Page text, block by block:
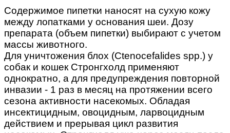
Содержимое пипетки наносят на сухую кожу
между лопатками у основания шеи. Дозу
препарата (объем пипетки) выбирают с учетом
массы животного.
Для уничтожения блох (Ctenocefalides spp.) у
собак и кошек Стронгхолд применяют
однократно, а для предупреждения повторной
инвазии - 1 раз в месяц на протяжении всего
сезона активности насекомых. Обладая
инсектицидным, овоцидным, ларвоцидным
действием и прерывая цикл развития